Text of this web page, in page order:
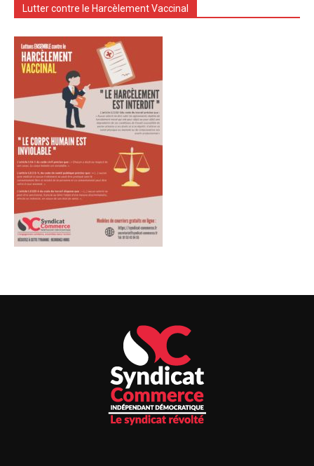
Lutter contre le Harcèlement Vaccinal